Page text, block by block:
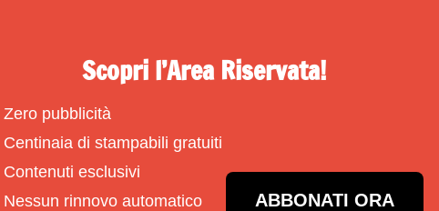
Scopri l’Area Riservata!
Zero pubblicità
Centinaia di stampabili gratuiti
Contenuti esclusivi
Nessun rinnovo automatico
ABBONATI ORA